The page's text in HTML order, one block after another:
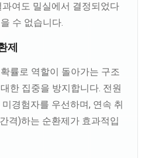
여도 밀실에서 결정되었다
수 없습니다.
제
률로 역할이 돌아가는 구조
한 집중을 방지합니다. 전원
경험자를 우선하며, 연속 취
격)하는 순환제가 효과적입